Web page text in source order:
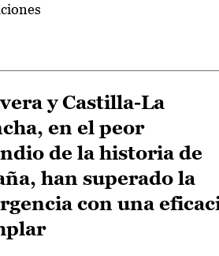
y Castilla-La
en el peor
de la historia de
han superado la
con una